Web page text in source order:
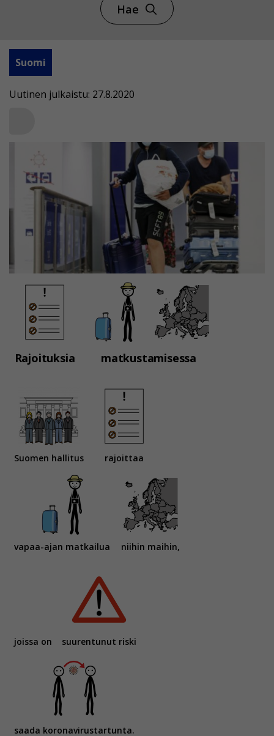
Hae
Suomi
Uutinen julkaistu: 27.8.2020
Rajoituksia matkustamisessa
Suomen hallitus rajoittaa
vapaa-ajan matkailua niihin maihin,
joissa on suurentunut riski
saada koronavirustartunta.